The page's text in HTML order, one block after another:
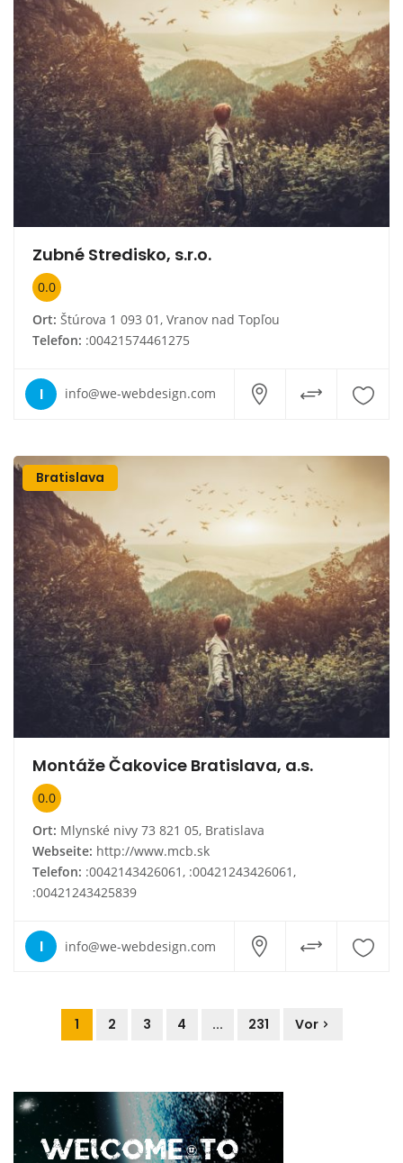
Zubné Stredisko, s.r.o.
0.0
Ort: Štúrova 1 093 01, Vranov nad Topľou
Telefon: :00421574461275
I info@we-webdesign.com
Bratislava
Montáže Čakovice Bratislava, a.s.
0.0
Ort: Mlynské nivy 73 821 05, Bratislava
Webseite: http://www.mcb.sk
Telefon: :0042143426061, :00421243426061,
:00421243425839
I info@we-webdesign.com
1 2 3 4 ... 231 Vor